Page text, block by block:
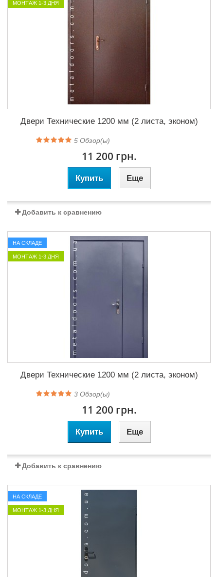
МОНТАЖ 1-3 ДНЯ
Двери Технические 1200 мм (2 листа, эконом)
5 Обзор(ы)
11 200 грн.
Купить Еще
Добавить к сравнению
НА СКЛАДЕ
МОНТАЖ 1-3 ДНЯ
Двери Технические 1200 мм (2 листа, эконом)
3 Обзор(ы)
11 200 грн.
Купить Еще
Добавить к сравнению
НА СКЛАДЕ
МОНТАЖ 1-3 ДНЯ